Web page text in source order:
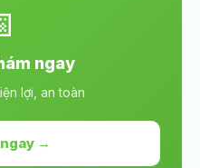
ngay
lợi, an toàn
→